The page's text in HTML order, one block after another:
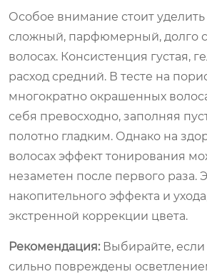
Особое внимание стоит уделить
сложный, парфюмерный, долго
волосах. Консистенция густая,
расход средний. В тесте на
многократно окрашенных
себя превосходно, заполняя
полотно гладким. Однако на
волосах эффект тонирования
незаметен после первого раза.
накопительного эффекта и
экстренной коррекции цвета.
Рекомендация: Выбирайте,
сильно повреждены